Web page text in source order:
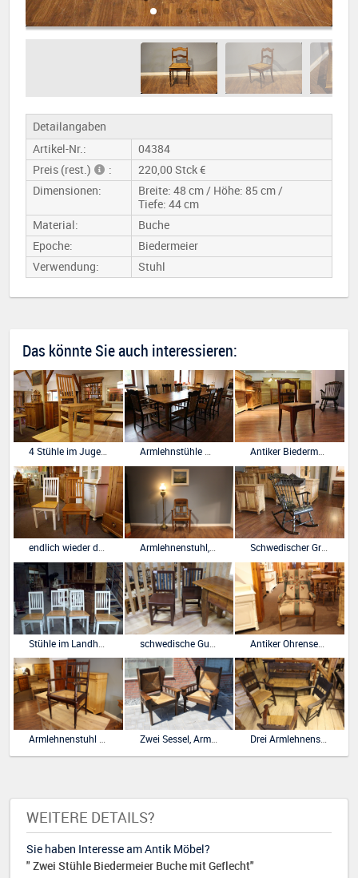
Detailangaben
Artikel-Nr.:
04384
Preis (rest.)
:
220,00 Stck €
Dimensionen:
Breite: 48 cm / Höhe: 85 cm /
Tiefe: 44 cm
Material:
Buche
Epoche:
Biedermeier
Verwendung:
Stuhl
Das könnte Sie auch interessieren:
Armlehnenstuhl aus der Gründerzeit Zwei Sessel, Armlehnenstühle Worpswede Drei Armlehnenstühle und Bank Worpswede
WEITERE DETAILS?
Sie haben Interesse am Antik Möbel?
" Zwei Stühle Biedermeier Buche mit Geflecht"